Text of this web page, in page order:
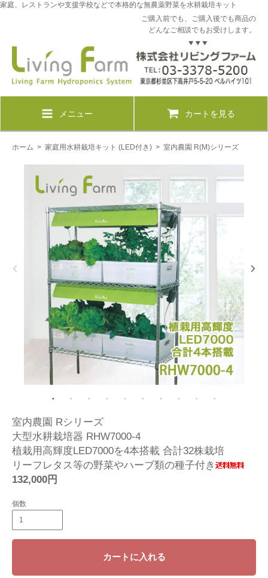
家庭、レストランや支援学校などで本格的な無農薬野菜を水耕栽培キット
ご購入前でも、ご購入後でも商品の
どんなご相談でもお受けします。
メニュー カートを見る
ホーム > 家庭用水耕栽培キット (LED付き) > 室内農園 R(M)シリーズ
室内農園 Rシリーズ
大型水耕栽培器 RHW7000-4
植栽用高輝度LED7000を4本搭載 合計32株栽培
リーフレタス等の野菜やハーブ類の種子付き
132,000円
個数
カートに入れる